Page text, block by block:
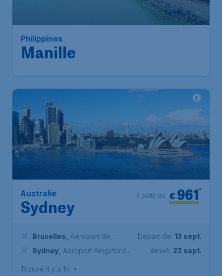
Philippines
Manille
Australie
Sydney
€ 961*
à partir de
Bruxelles
Aéroport de
Bruxelles-National
Sydney Aéroport Kingsford-
Départ de: 13 sept.
Arrivé: 22 sept.
Trouvé il y a 1h •